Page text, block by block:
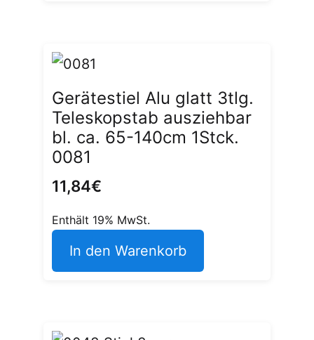
Gerätestiel Alu glatt 3tlg.
Teleskopstab ausziehbar
bl. ca. 65-140cm 1Stck.
0081
11,84€
Enthält 19% MwSt.
In den Warenkorb